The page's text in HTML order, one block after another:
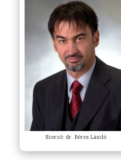
Szerző: dr. Béres László